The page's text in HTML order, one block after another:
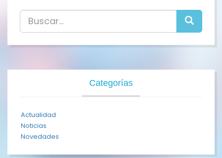
Categorías
Actualidad
Noticias
Novedades